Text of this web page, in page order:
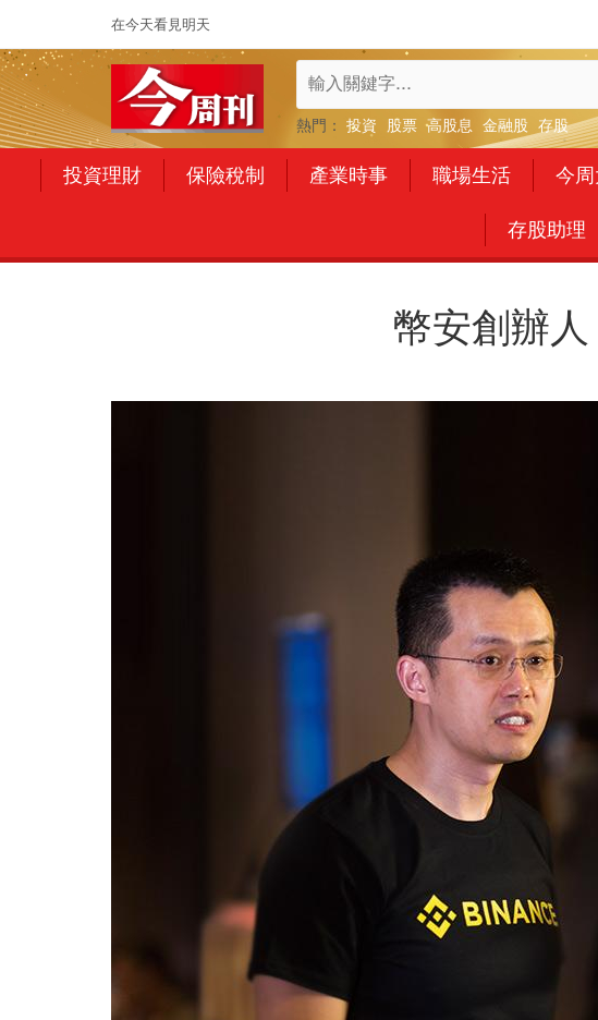
在今天看見明天
熱門： 投資 股票 高股息 金融股 存股
投資理財 保險稅制 產業時事 職場生活 今
存股助理
幣安創辦人